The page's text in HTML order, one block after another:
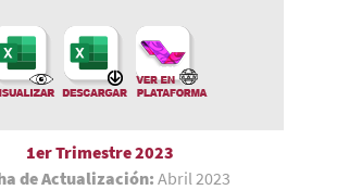
1er Trimestre2023
de Actualización: Abril 2023